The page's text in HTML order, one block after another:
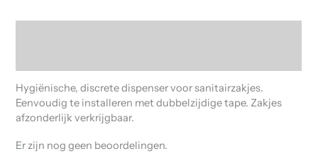
Hygiënische, discrete dispenser voor sanitairzakjes.
Eenvoudig te installeren met dubbelzijdige tape. Zakjes
afzonderlijk verkrijgbaar.
Er zijn nog geen beoordelingen.